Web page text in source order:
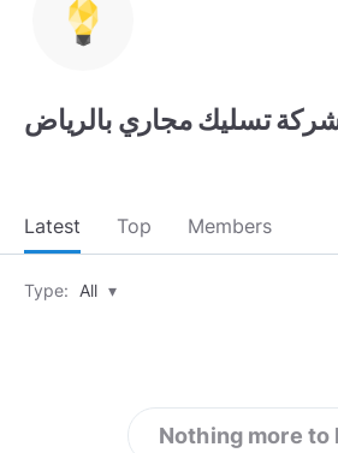
تسليك مجاري بالرياض
Latest Top Members
Type: All ▾
Nothing more to